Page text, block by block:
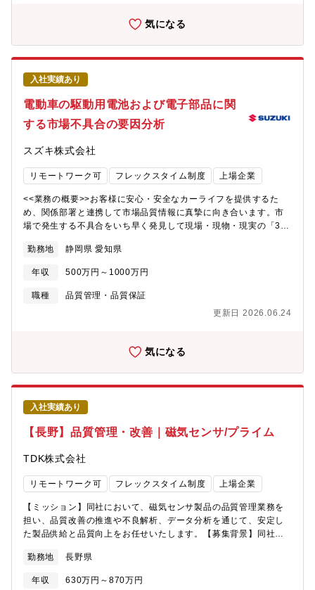
ることが急務となっています。このような状況に対応すべく、取
引先様の品質保証体制に対する改善指導を行い、工程管理の知見
を活用し、要素技術の知識を充実させて、取引先様と一緒になっ
て工程管理を改善し、お客様に満足頂ける車をお届けします。
【配属について】・配属される部門名称：品質保証本部 検査
部・配属拠点：本社・フレックス適用：有・就業時間：フレキシ
ブルタイム 6:30～22:00（標準労働時間 8時間）・在宅勤務利用
状況：推奨している 在宅勤務の利用頻度（平均）：週１回【入
社後の教育体制/フォロー体制】OJTで業務の立ち上がりをサポー
ただくことも可能です。社内には以下のような研修・教育があり
ます。・全社教育：役職者研修、部門別研修 等・品質保証体制
監査に必要な知識を習得するためのISO9001基礎研修
セミナー【キャリアプラン】<役職> 主任や係長、将来的に管理
職へとキャリアアップすることができます。<キャリアプランの例
> 取引先選定～開発～量産終了まで取引先部品の品質管理業務に
携わることができ、 製造工程の要素技術の知識を身につけるこ
ャレンジすることができます。 部内駐在実績拠点：インド、ハ
者でも専門知識を習得し、第一線で取引先の品質保証体制の監査
で改善指導を行っています。取引先様と一緒に品質の良い部品を
が実感できます。挑戦できる機会はたくさんあり、自ら行動して
気になる
入社実績あり
電動車の駆動用電池および電子部品に関
する市場不具合の要因分析
スズキ株式会社
リモートワーク可 フレックスタイム制度 上場企業
<<業務の概要>>お客様に安心・安全なカーライフを提供するた
め、関係部署と連携して市場品質情報に真摯に向き合います。市
場で発生する不具合をいち早く発見して現場・現物・現実の「3
題解決策を立案・実行することで、市場不具合の早期発見・早期
解決を目指します。これにより、お客様に安心・安全なスズキ車
をお届けする重要な役割を担っていただきます。※前職での実務
経験を発揮いただきながら、スズキの品質業務について新たなキ
す。【具体的には】・国内外の代理店や販売店から寄せられる市
調査、車載データの解析などを通じて、問題の根本原因を徹底的
に追求します。・不具合原因を技術的な視点で分析し、早期対策
することで問題解決を図ります。・統計的な手法を用いて市場不
具合の動向を予測し、措置判断や製品に対する再発防止、未然防
止のフィードバックを行います。<<採用背景>>国内市場はもとよ
り、世界におけるインド市場をはじめとした成長が見込まれる地
域でスズキ車を広く受け入れていただくためには、更に品質を強
化し、お客様の安心安全を確保した車づくりが必須になります。
そのためにも、市場品質を継続的に向上させると共に、組織や業
務の仕組みづくりを推進できる人材をキャリア採用で積極的に迎
え入れています。<<部門のミッション>>私たちは、自動車業界の
最前線で最新技術や市場トレンドをいち早く捉え、技術者ならで
はの視点でスピーディかつ的確に課題解決に挑むプロフェッショ
ナル集団です。お客様のニーズがますます多様化・高度化する
中、私たちは常に技術力を磨き、期待を超える価値を提供するこ
専門性を、ぜひ私たちと一緒に存分に発揮してください。私たち
を創造していきましょう。<<キャリアプラン>>1. 問題解決力・分
勤務地 静岡県 愛知県
年収 500万円～1000万円
職種
品質管理・品質保証
更新日 2026.06.24
気になる
入社実績あり
【長野】品質管理・改善｜磁気センサ/プライム
TDK株式会社
リモートワーク可 フレックスタイム制度 上場企業
【ミッション】同社において、磁気センサ製品の品質管理業務を
担い、品質改善の推進や不良解析、データ分析を通じて、安定し
た製品供給と品質向上をお任せいたします。【募集背景】同社
おります。品質管理課ではお客様へより良い品質の製品を届ける
ための品質管理業務全般を行っており、今後の生産量拡大に対応
するため、一緒に品質管理および品質改善をリードする行う仲間
勤務地 長野県
年収 630万円～870万円